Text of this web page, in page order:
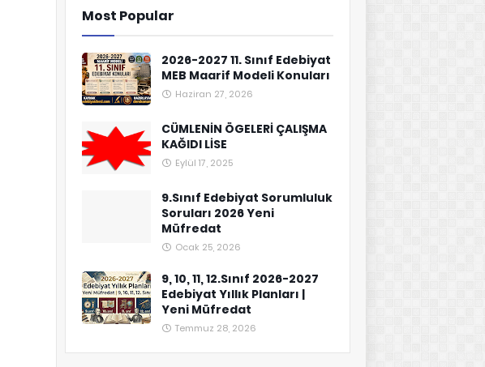
Most Popular
2026-2027 11. Sınıf Edebiyat
MEB Maarif Modeli Konuları
Haziran 27, 2026
CÜMLENİN ÖGELERİ ÇALIŞMA
KAĞIDI LİSE
Eylül 17, 2025
9.Sınıf Edebiyat Sorumluluk
Soruları 2026 Yeni
Müfredat
Ocak 25, 2026
9, 10, 11, 12.Sınıf 2026-2027
Edebiyat Yıllık Planları |
Yeni Müfredat
Temmuz 28, 2026